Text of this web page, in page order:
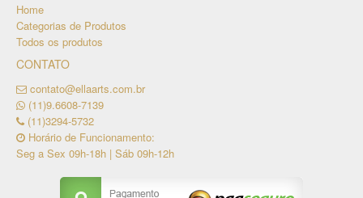
Home
Categorias de Produtos
Todos os produtos
CONTATO
contato@ellaarts.com.br
(11)9.6608-7139
(11)3294-5732
Horário de Funcionamento:
Seg a Sex 09h-18h | Sáb 09h-12h